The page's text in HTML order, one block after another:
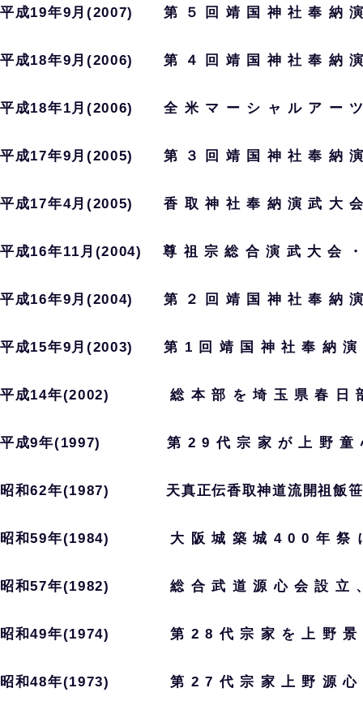
平成19年9月(2007) 第 ５ 回 靖 国 神 社 奉 納
平成18年9月(2006) 第 ４ 回 靖 国 神 社 奉 納
平成18年1月(2006) 全 米 マ ー シ ャ ル ア ー
平成17年9月(2005) 第 ３ 回 靖 国 神 社 奉 納
平成17年4月(2005) 香 取 神 社 奉 納 演 武 大
平成16年11月(2004) 尊 祖 宗 総 合 演 武 大 会
平成16年9月(2004) 第 ２ 回 靖 国 神 社 奉 納
平成15年9月(2003) 第 1 回 靖 国 神 社 奉 納 演
平成14年(2002) 総 本 部 を 埼 玉 県 春 日
平成9年(1997) 第 2 9 代 宗 家 が 上 野 童
昭和62年(1987) 天真正伝香取神道流開祖飯笹
昭和59年(1984) 大 阪 城 築 城 4 0 0 年 祭
昭和57年(1982) 総 合 武 道 源 心 会 設 立 、
昭和49年(1974) 第 2 8 代 宗 家 を 上 野 景
昭和48年(1973) 第 2 7 代 宗 家 上 野 源 心